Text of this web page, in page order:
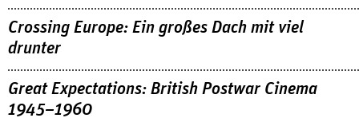
Crossing Europe: Ein großes Dach mit viel
drunter
Great Expectations: British Postwar Cinema
1945–1960